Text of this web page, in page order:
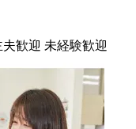
歓迎 未経験歓迎